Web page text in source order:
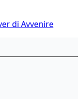
di Avvenire